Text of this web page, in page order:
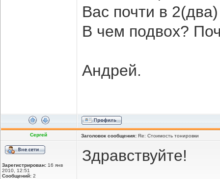
Вас почти в
В чем подвох?
Андрей.
Сергей Заголовок сообщения: Re: Стоимость тонировки
Зарегистрирован: 16 янв
2010, 12:51
Сообщений: 2
Здравствуйте!